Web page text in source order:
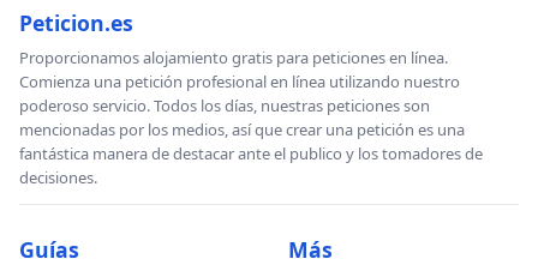
Peticion.es
Proporcionamos alojamiento gratis para peticiones en línea.
Comienza una petición profesional en línea utilizando nuestro
poderoso servicio. Todos los días, nuestras peticiones son
mencionadas por los medios, así que crear una petición es una
fantástica manera de destacar ante el publico y los tomadores de
decisiones.
Guías Más